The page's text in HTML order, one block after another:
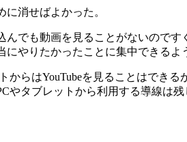
に消せばよかった。
んでも動画を見ることがないので
にやりたかったことに集中できるよ
からはYouTubeを見ることはでき
やタブレットから利用する導線は